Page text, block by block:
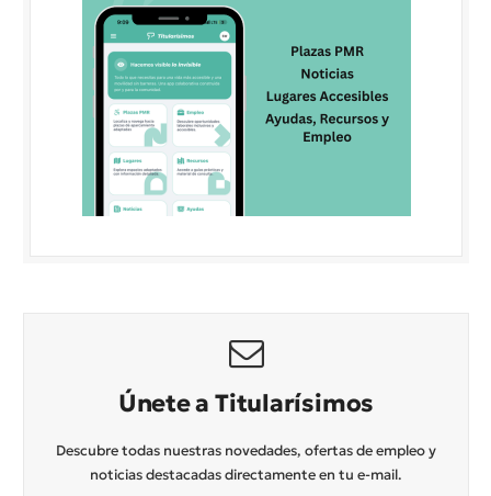
Únete a Titularísimos
Descubre todas nuestras novedades, ofertas de empleo y
noticias destacadas directamente en tu e-mail.